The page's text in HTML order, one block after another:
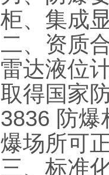
柜、集成
二、资质
雷达液位
取得国家
3836 防爆
爆场所可
三、标准